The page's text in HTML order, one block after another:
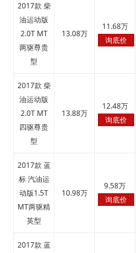
2017款 柴
油运动版
2.0T MT
两驱尊贵
型
13.08万
11.68万
询底价
↓
2017款 柴
油运动版
2.0T MT
四驱尊贵
型
13.88万
12.48万
询底价
↓
2017款 蓝
标 汽油运
动版1.5T
MT两驱精
英型
10.98万
9.58万
询底价
↓
2017款 蓝